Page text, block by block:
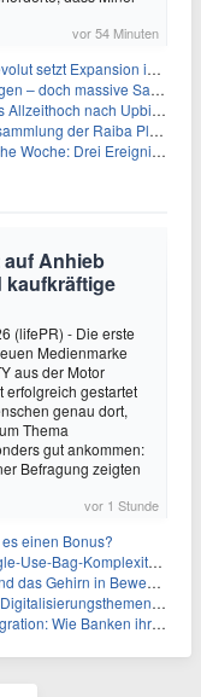
vor 54 Minuten
Expansion in Europa fort
fressen Gewinne auf
nach Upbit-Listing
Plankstetten mit brisanter Agenda
die Bitcoin beeinflussen könnten
auf Anhieb
kaufkräftige
(lifePR) - Die erste
Medienmarke
aus der Motor
erfolgreich gestartet
genau dort,
Thema
gut ankommen:
Befragung zeigten
vor 1 Stunde
einen Bonus?
Bag-Komplexität reduziert
in Bewegung bringen
Apotheken betreffen
S/4HANA modernisieren und regulatorische Anforderungen erfüllen